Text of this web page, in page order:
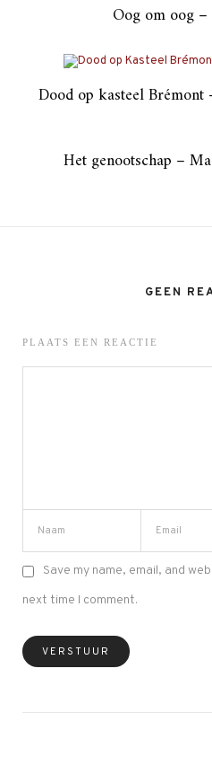
Oog om oog
Dood op kasteel
Het genootschap –
GEEN
PLAATS EEN REACTIE
Save my name, email, and
next time I comment.